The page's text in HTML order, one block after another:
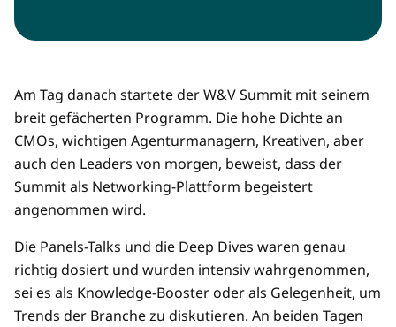
Am Tag danach startete der W&V Summit mit seinem
breit gefächerten Programm. Die hohe Dichte an
CMOs, wichtigen Agenturmanagern, Kreativen, aber
auch den Leaders von morgen, beweist, dass der
Summit als Networking-Plattform begeistert
angenommen wird.
Die Panels-Talks und die Deep Dives waren genau
richtig dosiert und wurden intensiv wahrgenommen,
sei es als Knowledge-Booster oder als Gelegenheit, um
Trends der Branche zu diskutieren. An beiden Tagen